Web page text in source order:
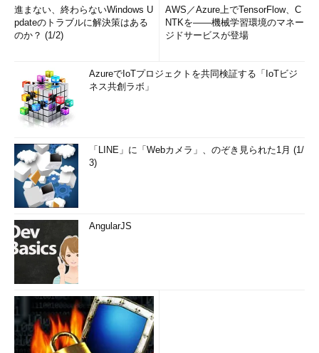
進まない、終わらないWindows U
pdateのトラブルに解決策はある
のか？ (1/2)
AWS／Azure上でTensorFlow、C
NTKを――機械学習環境のマネー
ジドサービスが登場
AzureでIoTプロジェクトを共同検証する「IoTビジ
ネス共創ラボ」
「LINE」に「Webカメラ」、のぞき見られた1月 (1/
3)
AngularJS